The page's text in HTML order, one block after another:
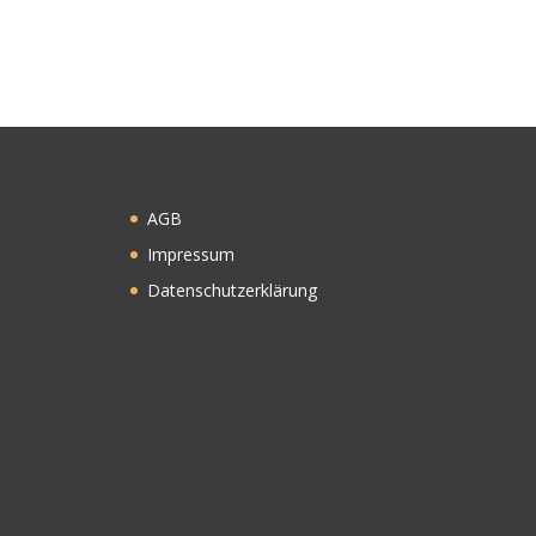
AGB
Impressum
Datenschutzerklärung